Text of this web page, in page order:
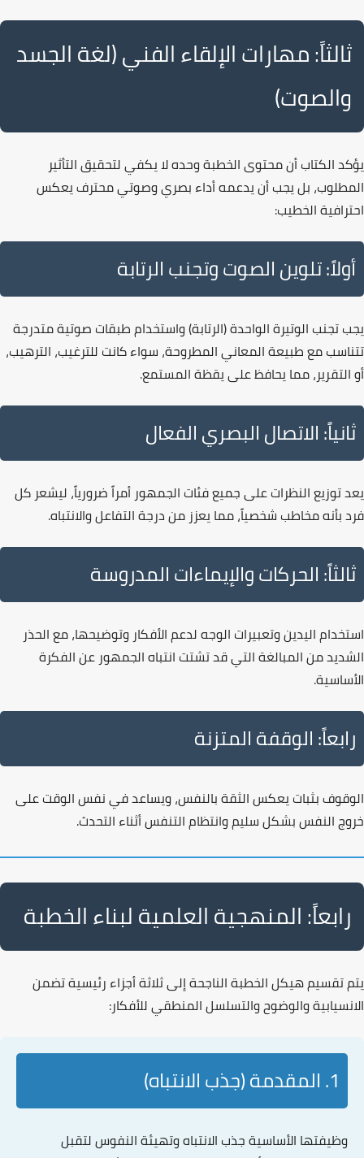
ثالثاً: مهارات الإلقاء الفني (لغة الجسد
والصوت)
يؤكد الكتاب أنمحتوى الخطبةوحده لا يكفي لتحقيق التأثير
المطلوب، بل يجب أن يدعمه أداء بصري وصوتي محترف يعكس
احترافية الخطيب:
أولاً: تلوين الصوت وتجنب الرتابة
يجب تجنب الوتيرة الواحدة (الرتابة) واستخدامطبقات صوتيةمتدرجة
تتناسب مع طبيعة المعاني المطروحة، سواء كانت للترغيب، الترهيب،
أو التقرير، مما يحافظ على يقظة المستمع.
ثانياً: الاتصال البصري الفعال
يعد توزيع النظرات علىجميع فئات الجمهور أمراً ضرورياً، ليشعر كل
فرد بأنه مخاطب شخصياً، مما يعزز من درجة التفاعل والانتباه.
ثالثاً: الحركات والإيماءات المدروسة
استخدام اليدين وتعبيرات الوجه لدعم الأفكار وتوضيحها، مع الحذر
الشديد من المبالغة التي قد تشتت انتباه الجمهور عن الفكرة
الأساسية.
رابعاً: الوقفة المتزنة
الوقوفبثباتيعكس الثقة بالنفس، ويساعد في نفس الوقت على
خروج النفس بشكل سليم وانتظام التنفس أثناء التحدث.
رابعاً: المنهجية العلمية لبناء الخطبة
يتم تقسيم هيكل الخطبة الناجحة إلى ثلاثة أجزاء رئيسية تضمن
الانسيابية والوضوح والتسلسل المنطقي للأفكار:
1. المقدمة (جذب الانتباه)
وظيفتها الأساسيةجذب الانتباهوتهيئة النفوس لتقبل